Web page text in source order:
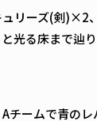
リーズ(剣)×2
光る床まで辿
チームで青の